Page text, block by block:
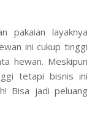
pakaian layaknya
ini cukup tinggi
hewan. Meskipun
tetapi bisnis ini
Bisa jadi peluang